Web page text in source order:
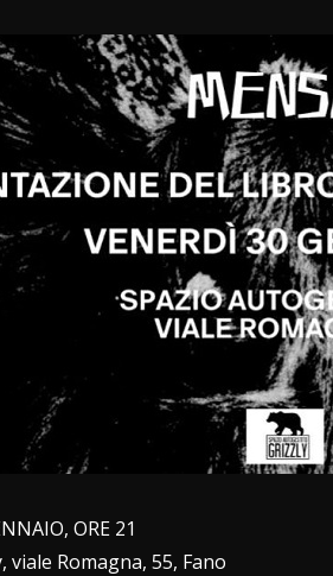
ORE 21
viale Romagna, 55, Fano